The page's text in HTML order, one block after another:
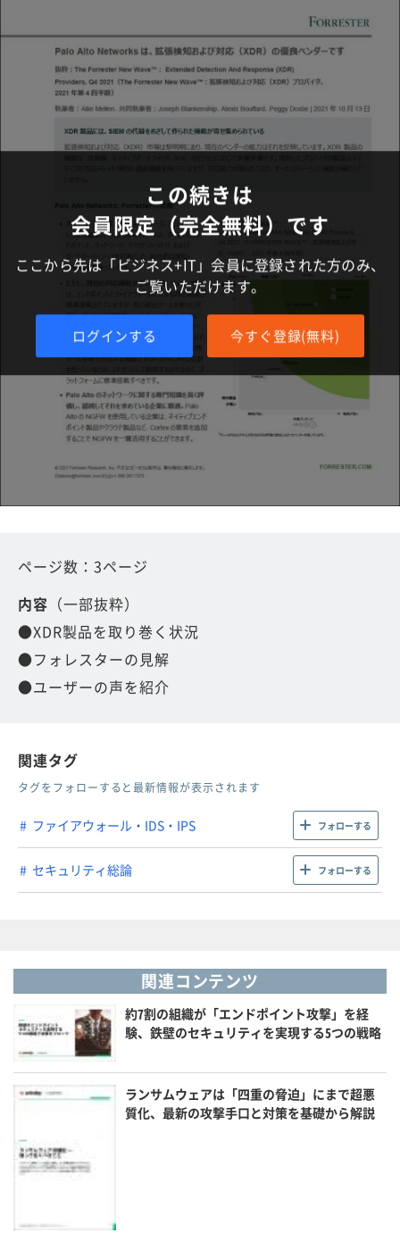
この続きは
会員限定（完全無料）です
ここから先は「ビジネス+IT」会員に登録された方のみ、
ご覧いただけます。
ログインする 今すぐ登録(無料)
ページ数：3ページ
内容 （一部抜粋）
●XDR製品を取り巻く状況
●フォレスターの見解
●ユーザーの声を紹介
関連タグ
タグをフォローすると最新情報が表示されます
ファイアウォール・IDS・IPS フォローする
セキュリティ総論 フォローする
関連コンテンツ
約7割の組織が「エンドポイント攻撃」を経
験、鉄壁のセキュリティを実現する5つの戦略
ランサムウェアは「四重の脅迫」にまで超悪
質化、最新の攻撃手口と対策を基礎から解説